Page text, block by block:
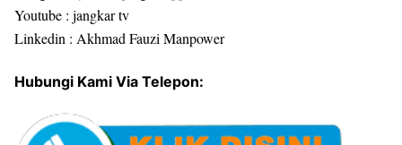
Youtube : jangkar tv
Linkedin : Akhmad Fauzi Manpower
Hubungi Kami Via Telepon: